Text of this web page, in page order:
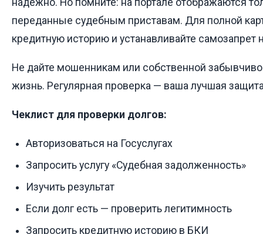
надёжно. Но помните: на портале отображаются
переданные судебным приставам. Для полной
кредитную историю и устанавливайте самозапрет
Не дайте мошенникам или собственной
жизнь. Регулярная проверка — ваша лучшая
Чеклист для проверки долгов:
Авторизоваться на Госуслугах
Запросить услугу «Судебная задолженность»
Изучить результат
Если долг есть — проверить легитимность
Запросить кредитную историю в БКИ